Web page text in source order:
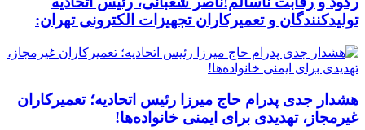
تولیدکنندگان و تعمیرکاران تجهیزات الکترونی تهران:
هشدار جدی پدرام حاج میرزا رئیس اتحادیه؛ تعمیرکاران
غیرمجاز، تهدیدی برای ایمنی خانواده‌ها!